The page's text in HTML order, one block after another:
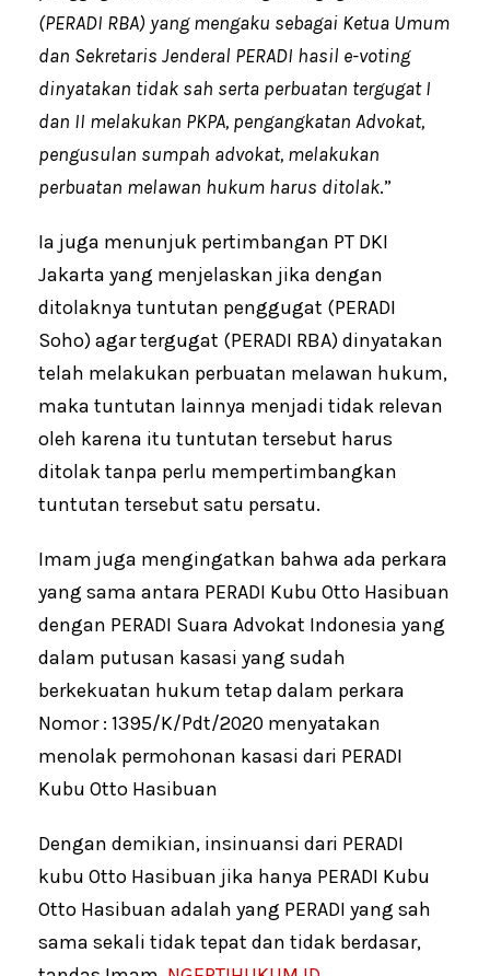
(PERADI RBA) yang mengaku sebagai Ketua Umum
dan Sekretaris Jenderal PERADI hasil e-voting
dinyatakan tidak sah serta perbuatan tergugat I
dan II melakukan PKPA, pengangkatan Advokat,
pengusulan sumpah advokat, melakukan
perbuatan melawan hukum harus ditolak.”
Ia juga menunjuk pertimbangan PT DKI
Jakarta yang menjelaskan jika dengan
ditolaknya tuntutan penggugat (PERADI
Soho) agar tergugat (PERADI RBA) dinyatakan
telah melakukan perbuatan melawan hukum,
maka tuntutan lainnya menjadi tidak relevan
oleh karena itu tuntutan tersebut harus
ditolak tanpa perlu mempertimbangkan
tuntutan tersebut satu persatu.
Imam juga mengingatkan bahwa ada perkara
yang sama antara PERADI Kubu Otto Hasibuan
dengan PERADI Suara Advokat Indonesia yang
dalam putusan kasasi yang sudah
berkekuatan hukum tetap dalam perkara
Nomor : 1395/K/Pdt/2020 menyatakan
menolak permohonan kasasi dari PERADI
Kubu Otto Hasibuan
Dengan demikian, insinuansi dari PERADI
kubu Otto Hasibuan jika hanya PERADI Kubu
Otto Hasibuan adalah yang PERADI yang sah
sama sekali tidak tepat dan tidak berdasar,